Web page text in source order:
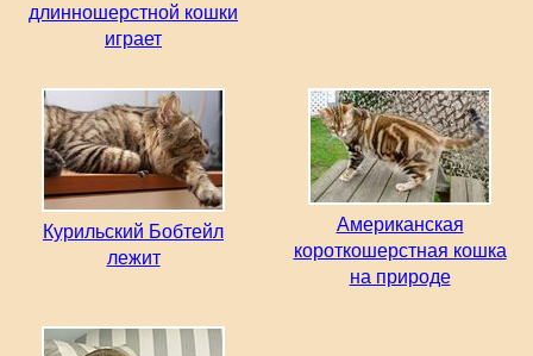
длинношерстной кошки
играет
Курильский Бобтейл
лежит
Американская
короткошерстная кошка
на природе